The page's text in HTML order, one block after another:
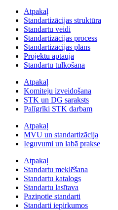
Atpakaļ
Standartizācijas struktūra
Standartu veidi
Standartizācijas process
Standartizācijas plāns
Projektu aptauja
Standartu tulkošana
Atpakaļ
Komiteju izveidošana
STK un DG saraksts
Palīgrīki STK darbam
Atpakaļ
MVU un standartizācija
Ieguvumi un labā prakse
Atpakaļ
Standartu meklēšana
Standartu katalogs
Standartu lasītava
Paziņotie standarti
Standarti iepirkumos